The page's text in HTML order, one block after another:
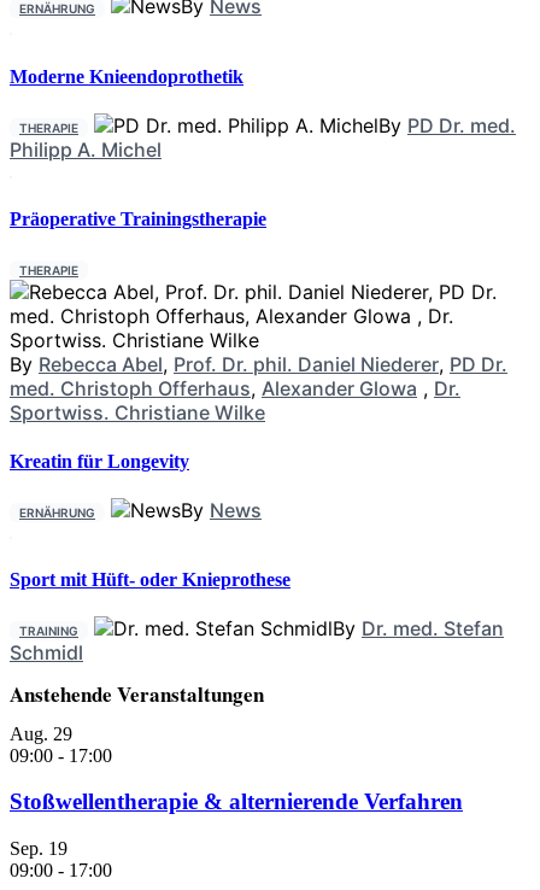
ERNÄHRUNG By News
Moderne Knieendoprothetik
THERAPIE By PD Dr. med.
Philipp A. Michel
Präoperative Trainingstherapie
THERAPIE
By Rebecca Abel, Prof. Dr. phil. Daniel Niederer, PD Dr.
med. Christoph Offerhaus, Alexander Glowa , Dr.
Sportwiss. Christiane Wilke
Kreatin für Longevity
ERNÄHRUNG By News
Sport mit Hüft- oder Knieprothese
TRAINING By Dr. med. Stefan
Schmidl
Anstehende Veranstaltungen
Aug. 29
09:00 - 17:00
Stoßwellentherapie & alternierende Verfahren
Sep. 19
09:00 - 17:00